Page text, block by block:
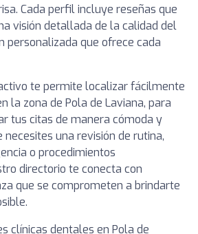
Cada perfil incluye reseñas que
visión detallada de la calidad del
personalizada que ofrece cada
te permite localizar fácilmente
la zona de Pola de Laviana, para
tus citas de manera cómoda y
necesites una revisión de rutina,
o procedimientos
directorio te conecta con
que se comprometen a brindarte
clínicas dentales en Pola de